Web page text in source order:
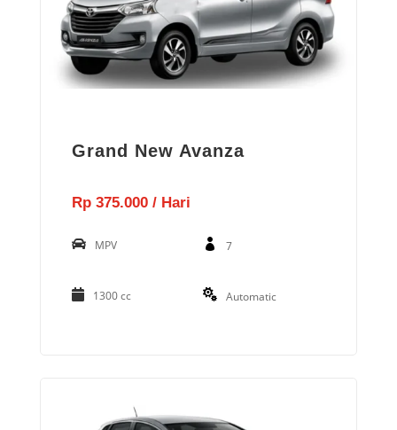
Grand New Avanza
Rp 375.000 / Hari
MPV 7
1300 cc Automatic